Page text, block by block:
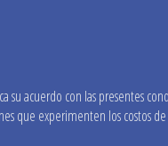
acuerdo con las presentes
que experimenten los